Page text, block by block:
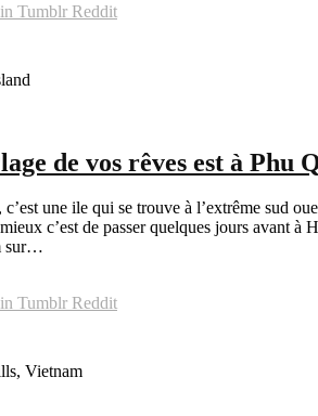
Tumblr Reddit
de vos rêves est à Phu
une ile qui se trouve à l’extrême sud
c’est de passer quelques jours avant
sur…
Tumblr Reddit